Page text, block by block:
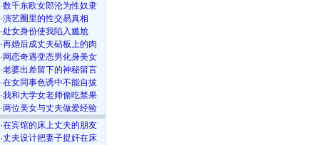
·数千东欧女郎沦为性奴隶
·演艺圈里的性交易真相
·处女身份使我陷入尴尬
·再婚后成丈夫砧板上的肉
· 网恋奇遇变态男化身美女
·老婆出差留下的神秘留言
·在女同事色诱中不能自拔
·我和大学女老师偷吃禁果
·两位美女与丈夫做爱经验
·在宾馆的床上丈夫的朋友
·丈夫设计把妻子捉奸在床